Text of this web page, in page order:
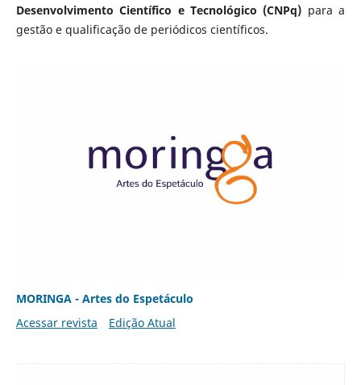
Desenvolvimento Científico e Tecnológico (CNPq) para a
gestão e qualificação de periódicos científicos.
MORINGA - Artes do Espetáculo
Acessar revista
Edição Atual